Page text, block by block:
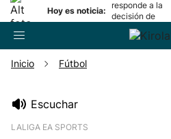
Hoy es noticia:
responde a la
decisión de
Oriamendi
Inicio Fútbol
Escuchar
LALIGA EA SPORTS